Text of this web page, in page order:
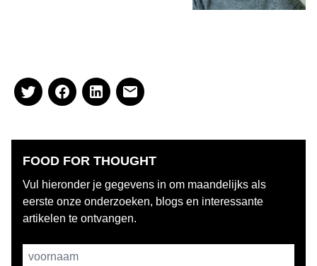
FOOD FOR THOUGHT
Vul hieronder je gegevens in om maandelijks als
eerste onze onderzoeken, blogs en interessante
artikelen te ontvangen.
Username